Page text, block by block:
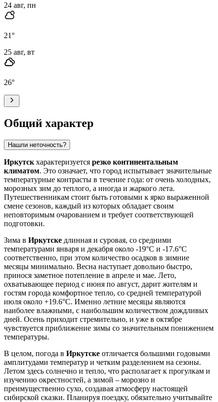
24 авг, пн
21°
25 авг, вт
26°
Общий характер
Нашли неточность?
Иркутск характеризуется резко континентальным
климатом. Это означает, что город испытывает значительные
температурные контрасты в течение года: от очень холодных,
морозных зим до теплого, а иногда и жаркого лета.
Путешественникам стоит быть готовыми к ярко выраженной
смене сезонов, каждый из которых обладает своим
неповторимым очарованием и требует соответствующей
подготовки.
Зима в Иркутске длинная и суровая, со средними
температурами января и декабря около -19°C и -17.6°C
соответственно, при этом количество осадков в зимние
месяцы минимально. Весна наступает довольно быстро,
принося заметное потепление в апреле и мае. Лето,
охватывающее период с июня по август, дарит жителям и
гостям города комфортное тепло, со средней температурой
июля около +19.6°C. Именно летние месяцы являются
наиболее влажными, с наибольшим количеством дождливых
дней. Осень приходит стремительно, и уже в октябре
чувствуется приближение зимы со значительным понижением
температуры.
В целом, погода в Иркутске отличается большими годовыми
амплитудами температур и четким разделением на сезоны.
Летом здесь солнечно и тепло, что располагает к прогулкам и
изучению окрестностей, а зимой – морозно и
преимущественно сухо, создавая атмосферу настоящей
сибирской сказки. Планируя поездку, обязательно учитывайте